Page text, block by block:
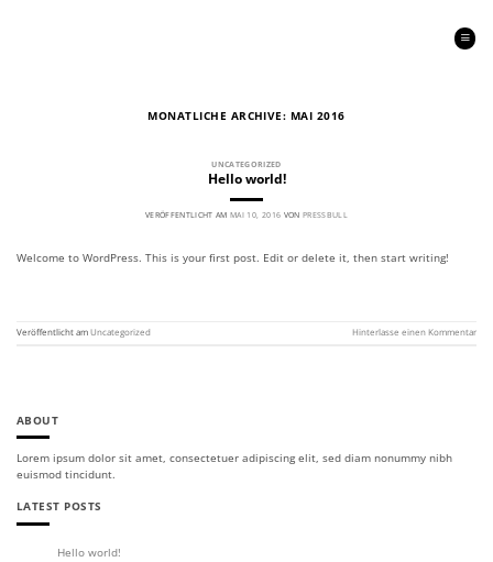
MONATLICHE ARCHIVE: MAI 2016
UNCATEGORIZED
Hello world!
VERÖFFENTLICHT AMMAI 10, 2016 VON PRESSBULL
Welcome to WordPress. This is your first post. Edit or delete it, then start writing!
Veröffentlicht am Uncategorized Hinterlasse einen Kommentar
ABOUT
Lorem ipsum dolor sit amet, consectetuer adipiscing elit, sed diam nonummy nibh
euismod tincidunt.
LATEST POSTS
Hello world!